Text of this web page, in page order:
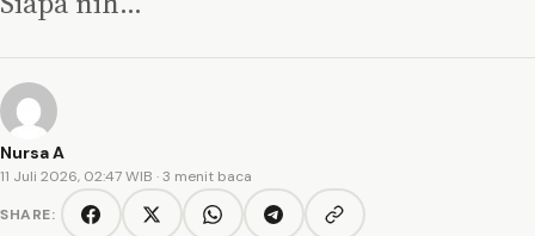
Nursa A
11 Juli 2026, 02:47 WIB · 3 menit baca
SHARE:
FacebookTwitter/XWhatsAppTelegramCopy link